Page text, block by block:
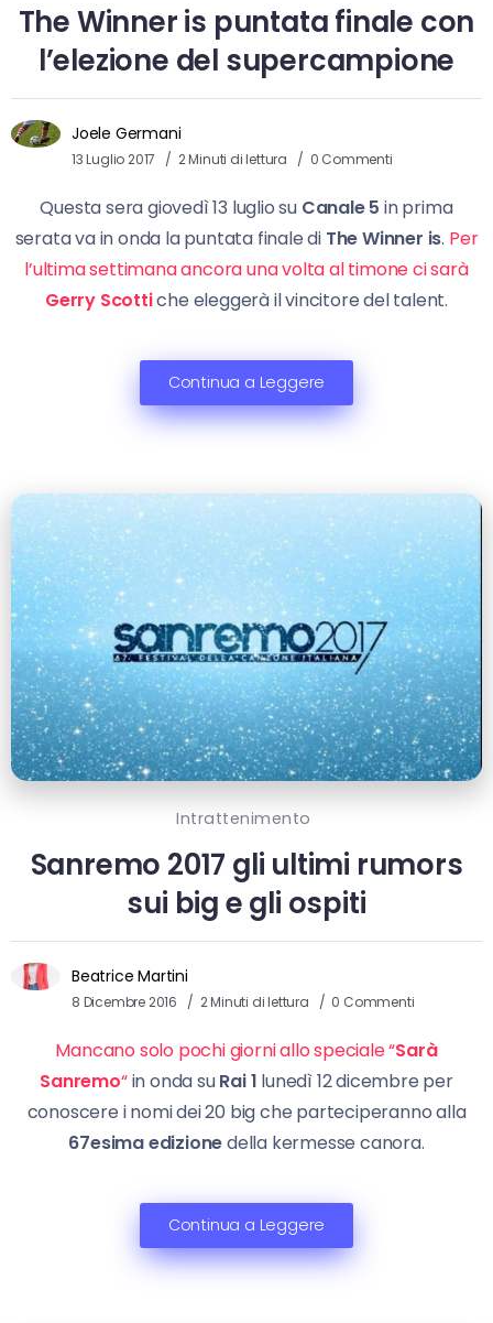
The Winner is puntata finale con
l’elezione del supercampione
Joele Germani
13 Luglio 2017 2 Minuti di lettura 0 Commenti
Questa sera giovedì 13 luglio su Canale 5 in prima
serata va in onda la puntata finale di The Winner is. Per
l’ultima settimana ancora una volta al timone ci sarà
Gerry Scottiche eleggerà il vincitore del talent.
Continua a Leggere
Intrattenimento
Sanremo 2017 gli ultimi rumors
sui big e gli ospiti
Beatrice Martini
8 Dicembre 2016 2 Minuti di lettura 0 Commenti
Mancano solo pochi giorni allo speciale “Sarà
Sanremo“in onda suRai 1 lunedì 12 dicembre per
conoscere i nomi dei 20 big che parteciperanno alla
67esima edizionedella kermesse canora.
Continua a Leggere